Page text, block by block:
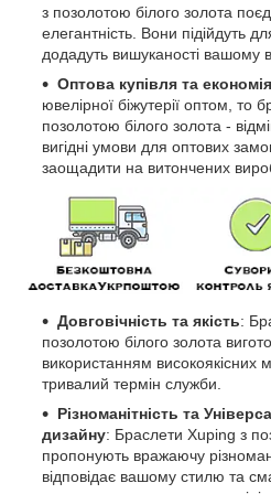
з позолотою білого золота
елегантність. Вони підійдуть
додадуть вишуканості вашому
Оптова купівля та економія
ювелірної біжутерії оптом, то
позолотою білого золота -
вигідні умови для оптових
заощадити на витончених
Довговічність та якість:
позолотою білого золота
використанням високоякісних
тривалий термін служби.
Різноманітність та
дизайну: Браслети Xuping з
пропонують вражаючу
відповідає вашому стилю та